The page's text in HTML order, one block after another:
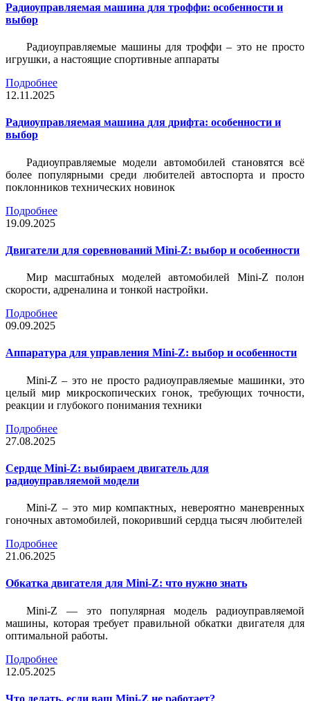
Радиоуправляемая машина для троффи: особенности и
выбор
Радиоуправляемые машины для троффи – это не просто
игрушки, а настоящие спортивные аппараты
Подробнее
12.11.2025
Радиоуправляемая машина для дрифта: особенности и
выбор
Радиоуправляемые модели автомобилей становятся всё
более популярными среди любителей автоспорта и просто
поклонников технических новинок
Подробнее
19.09.2025
Двигатели для соревнований Mini-Z: выбор и особенности
Мир масштабных моделей автомобилей Mini-Z полон
скорости, адреналина и тонкой настройки.
Подробнее
09.09.2025
Аппаратура для управления Mini-Z: выбор и особенности
Mini-Z – это не просто радиоуправляемые машинки, это
целый мир микроскопических гонок, требующих точности,
реакции и глубокого понимания техники
Подробнее
27.08.2025
Сердце Mini-Z: выбираем двигатель для
радиоуправляемой модели
Mini-Z – это мир компактных, невероятно маневренных
гоночных автомобилей, покоривший сердца тысяч любителей
Подробнее
21.06.2025
Обкатка двигателя для Mini-Z: что нужно знать
Mini-Z — это популярная модель радиоуправляемой
машины, которая требует правильной обкатки двигателя для
оптимальной работы.
Подробнее
12.05.2025
Что делать, если ваш Mini-Z не работает?